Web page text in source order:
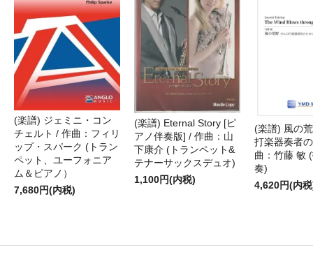
(楽譜) ジェミニ・コン
チェルト / 作曲：フィリ
ップ・スパーク (トラン
ペット、ユーフォニア
ム＆ピアノ）
7,680円(内税)
(楽譜) Eternal Story [ピ
アノ伴奏版] / 作曲：山
下康介 (トランペット&
テナーサックスデュオ)
1,100円(内税)
(楽譜) 風の
打楽器奏者
曲：竹藤 敏
奏)
4,620円(内